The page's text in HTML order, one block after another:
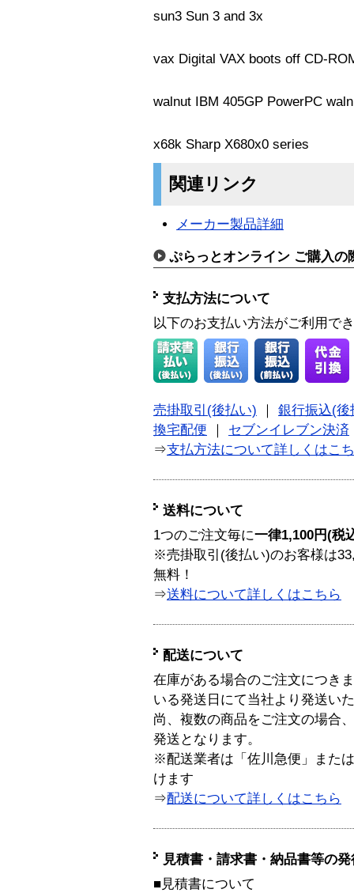
sun3 Sun 3 and 3x
vax Digital VAX boots off CD-
walnut IBM 405GP PowerPC
x68k Sharp X680x0 series
関連リンク
メーカー製品詳細
ぷらっとオンライン ご購入の
支払方法について
以下のお支払い方法がご利用で
売掛取引(後払い)
銀行振込(後
換宅配便
セブンイレブン決済
⇒支払方法について詳しくはこ
送料について
1つのご注文毎に一律1,100円(税
※売掛取引(後払い)のお客様は
無料！
⇒送料について詳しくはこちら
配送について
在庫がある場合のご注文につき
いる発送日にて当社より発送い
尚、複数の商品をご注文の場合
発送となります。
※配送業者は「佐川急便」また
けます
⇒配送について詳しくはこちら
見積書・請求書・納品書等の
■見積書について